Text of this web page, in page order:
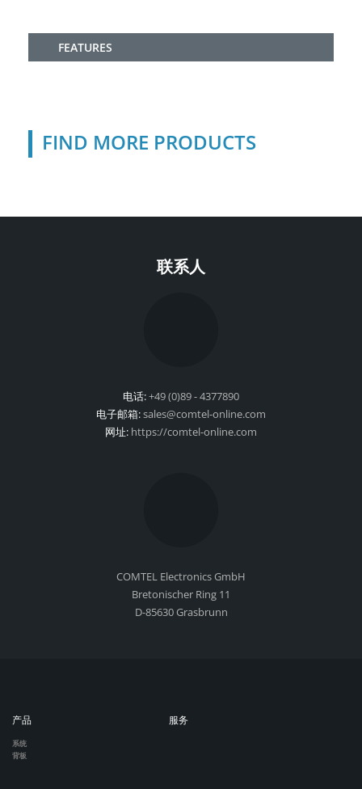
FEATURES
FIND MORE PRODUCTS
联系人
电话:+49 (0)89 - 4377890
电子邮箱:sales@comtel-online.com
网址: https://comtel-online.com
COMTEL Electronics GmbH
Bretonischer Ring 11
D-85630 Grasbrunn
产品
系统
背板
服务